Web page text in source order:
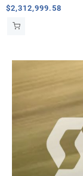
$2,312,999.58